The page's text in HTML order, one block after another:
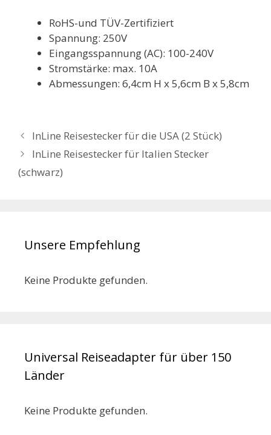
RoHS-und TÜV-Zertifiziert
Spannung: 250V
Eingangsspannung (AC): 100-240V
Stromstärke: max. 10A
Abmessungen: 6,4cm H x 5,6cm B x 5,8cm
InLine Reisestecker für die USA (2 Stück)
InLine Reisestecker für Italien Stecker
(schwarz)
Unsere Empfehlung
Keine Produkte gefunden.
Universal Reiseadapter für über 150
Länder
Keine Produkte gefunden.